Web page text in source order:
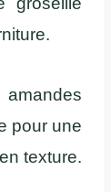
amandes
pour une
texture.